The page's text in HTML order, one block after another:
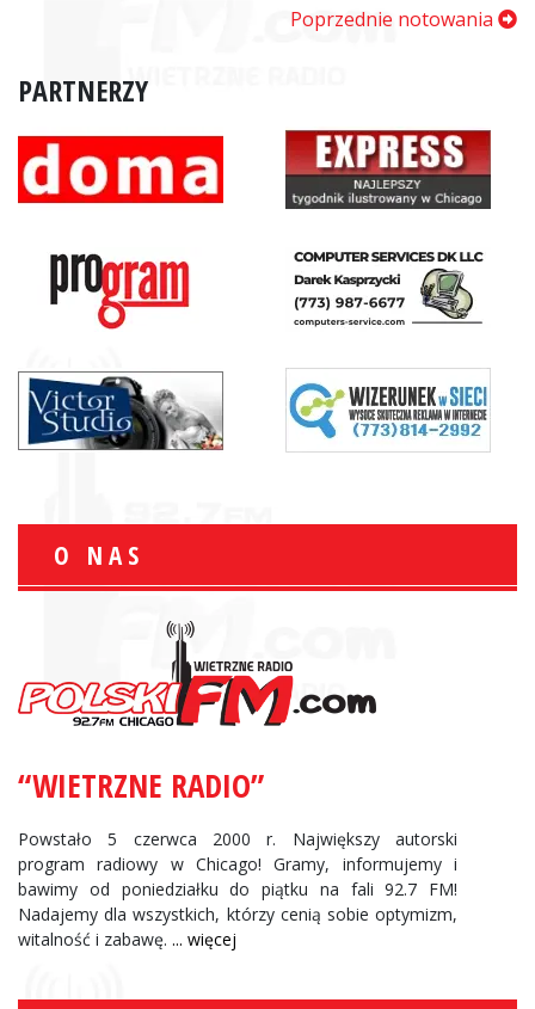
Poprzednie notowania
PARTNERZY
O NAS
“WIETRZNE RADIO”
Powstało 5 czerwca 2000 r. Największy autorski
program radiowy w Chicago! Gramy, informujemy i
bawimy od poniedziałku do piątku na fali 92.7 FM!
Nadajemy dla wszystkich, którzy cenią sobie optymizm,
witalność i zabawę. ... więcej